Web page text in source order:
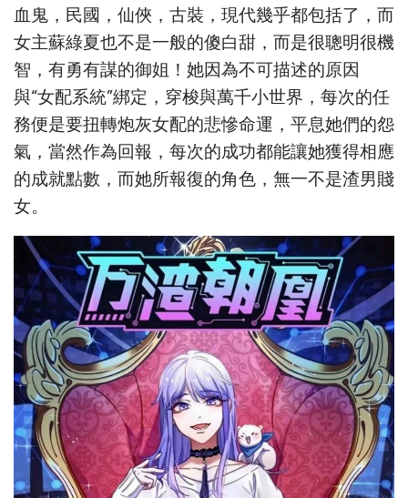
血鬼，民國，仙俠，古裝，現代幾乎都包括了，而
女主蘇綠夏也不是一般的傻白甜，而是很聰明很機
智，有勇有謀的御姐！她因為不可描述的原因
與“女配系統”綁定，穿梭與萬千小世界，每次的任
務便是要扭轉炮灰女配的悲慘命運，平息她們的怨
氣，當然作為回報，每次的成功都能讓她獲得相應
的成就點數，而她所報復的角色，無一不是渣男賤
女。